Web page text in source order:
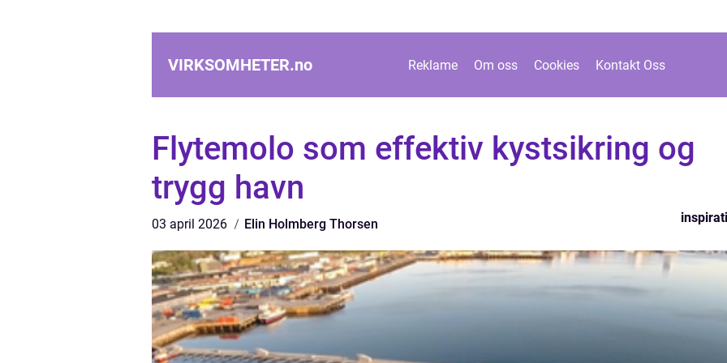
VIRKSOMHETER.no Reklame Om oss Cookies Kontakt Oss
Flytemolo som effektiv kystsikring og
trygg havn
03 april 2026 Elin Holmberg Thorsen